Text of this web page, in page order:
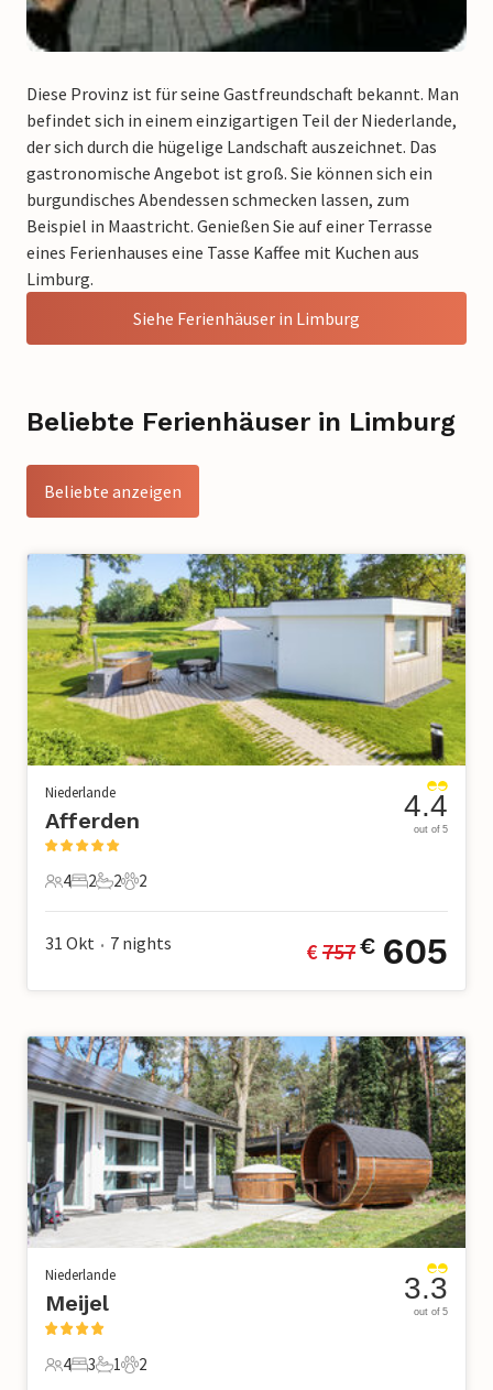
Diese Provinz ist für seine Gastfreundschaft bekannt. Man
befindet sich in einem einzigartigen Teil der Niederlande,
der sich durch die hügelige Landschaft auszeichnet. Das
gastronomische Angebot ist groß. Sie können sich ein
burgundisches Abendessen schmecken lassen, zum
Beispiel in Maastricht. Genießen Sie auf einer Terrasse
eines Ferienhauses eine Tasse Kaffee mit Kuchen aus
Limburg.
Siehe Ferienhäuser in Limburg
Beliebte Ferienhäuser in Limburg
Beliebte anzeigen
Niederlande
Afferden
4 Gäste
4
2 Schlafzimmer
2
2 Badezimmer
2
2 Haustiere
2
4.4
out of 5
31 Okt • 7 nights € 757€ 605
Niederlande
Meijel
4 Gäste
4
3 Schlafzimmer
3
1 Badezimmer
1
2 Haustiere
2
3.3
out of 5